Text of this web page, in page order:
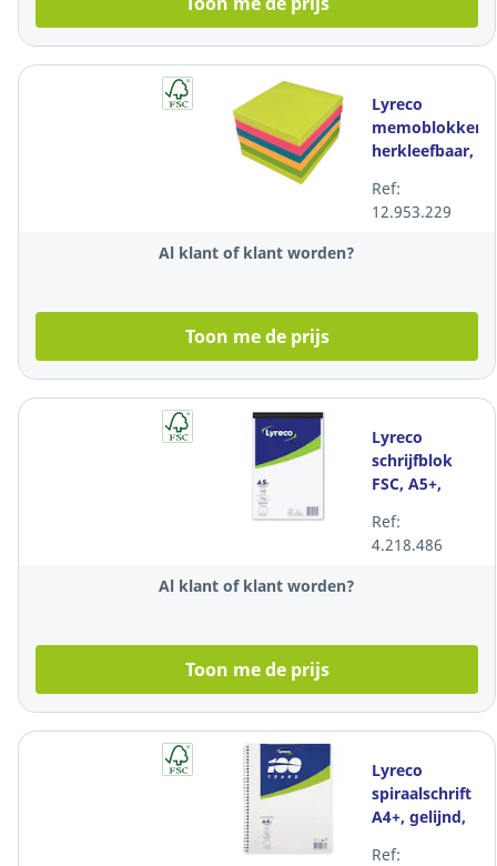
Lyreco
memoblokken,
herkleefbaar,
zomerkleuren,
75 x 75 mm,
Ref:
12.953.229
Al klant of klant worden?
Toon me de prijs
Lyreco
schrijfblok
FSC, A5+,
geniet, 100
vellen
Ref:
4.218.486
Al klant of klant worden?
Toon me de prijs
Lyreco
spiraalschrift
A4+, gelijnd,
Ref: